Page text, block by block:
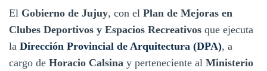
El Gobierno de Jujuy, con el Plan de Mejoras en
Clubes Deportivos y Espacios Recreativos que ejecuta
la Dirección Provincial de Arquitectura (DPA), a
cargo de Horacio Calsina y perteneciente al Ministerio